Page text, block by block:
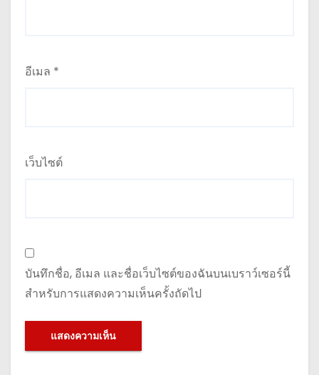
อีเมล *
เว็บไซต์
บันทึกชื่อ, อีเมล และชื่อเว็บไซต์ของฉันบนเบราว์เซอร์นี้
สำหรับการแสดงความเห็นครั้งถัดไป